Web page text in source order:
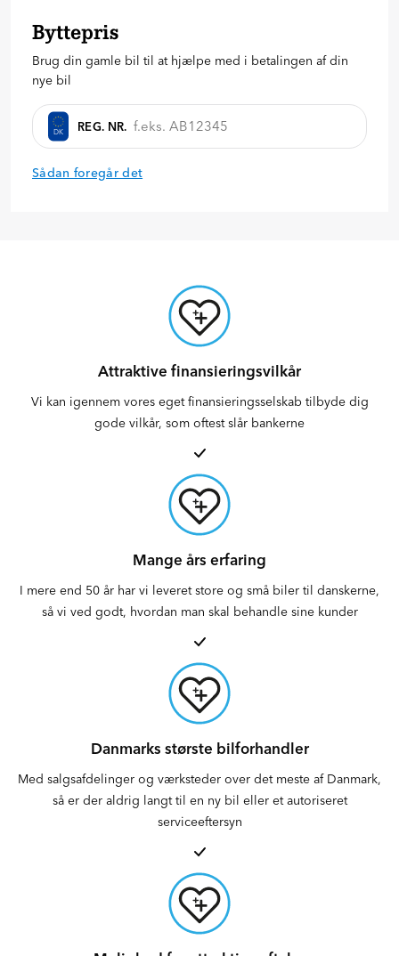
20%
Byttepris
Brug din gamle bil til at hjælpe med i betalingen af din
nye bil
DK REG. NR.
Sådan foregår det
Attraktive finansieringsvilkår
Vi kan igennem vores eget finansieringsselskab tilbyde dig
gode vilkår, som oftest slår bankerne
Mange års erfaring
I mere end 50 år har vi leveret store og små biler til danskerne,
så vi ved godt, hvordan man skal behandle sine kunder
Danmarks største bilforhandler
Med salgsafdelinger og værksteder over det meste af Danmark,
så er der aldrig langt til en ny bil eller et autoriseret
serviceeftersyn